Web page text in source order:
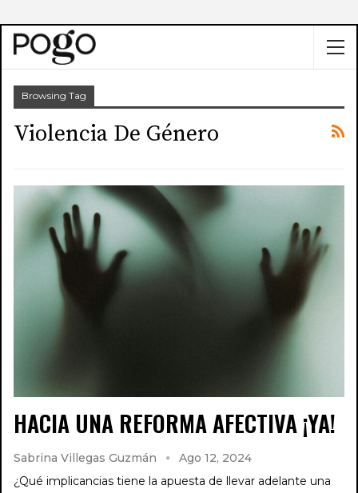
Browsing Tag
Violencia De Género
HACIA UNA REFORMA AFECTIVA ¡YA!
Sabrina Villegas Guzmán
Ago 12, 2024
¿Qué implicancias tiene la apuesta de llevar adelante una